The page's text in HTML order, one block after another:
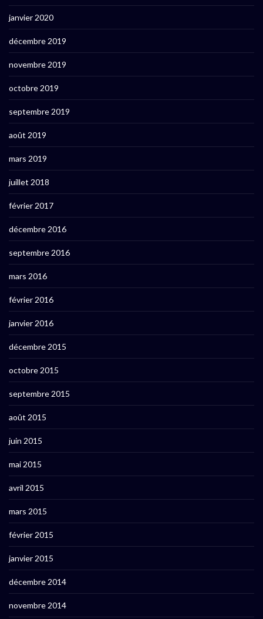
janvier 2020
décembre 2019
novembre 2019
octobre 2019
septembre 2019
août 2019
mars 2019
juillet 2018
février 2017
décembre 2016
septembre 2016
mars 2016
février 2016
janvier 2016
décembre 2015
octobre 2015
septembre 2015
août 2015
juin 2015
mai 2015
avril 2015
mars 2015
février 2015
janvier 2015
décembre 2014
novembre 2014